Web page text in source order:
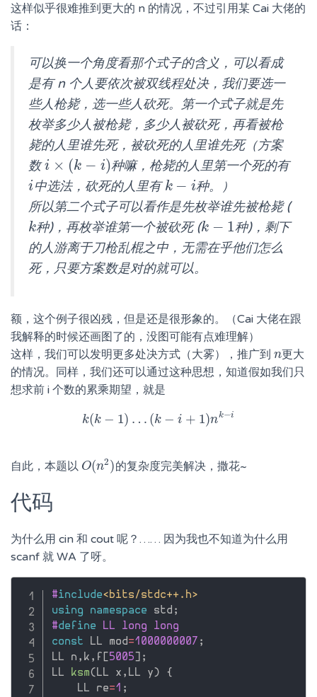
这样似乎很难推到更大的 n 的情况，不过引用某 Cai 大佬的
话：
可以换一个角度看那个式子的含义，可以看成
是有 n 个人要依次被双线程处决，我们要选一
些人枪毙，选一些人砍死。第一个式子就是先
枚举多少人被枪毙，多少人被砍死，再看被枪
毙的人里谁先死，被砍死的人里谁先死（方案
数i × (k − i)
i× (k −i) 种嘛，枪毙的人里第一个死的有
i
i 中选法，砍死的人里有k − i
k−i
种。）
所以第二个式子可以看作是先枚举谁先被枪毙 (
k
k种)，再枚举谁第一个被砍死 (k − 1
k−1
种)，剩下
的人游离于刀枪乱棍之中，无需在乎他们怎么
死，只要方案数是对的就可以。
额，这个例子很凶残，但是还是很形象的。（Cai 大佬在跟
我解释的时候还画图了的，没图可能有点难理解）
这样，我们可以发明更多处决方式（大雾），推广到 n
n更大
的情况。同样，我们还可以通过这种思想，知道假如我们只
想求前 i 个数的累乘期望，就是
k(k − 1) … (k − i + 1)nk−i
k( k− 1 ) …(k−i+ 1 )nk−i
自此，本题以 O(n2)
O(n2 ) 的复杂度完美解决，撒花~
代码
为什么用 cin 和 cout 呢？…… 因为我也不知道为什么用
scanf 就 WA 了呀。
#include<bits/stdc++.h>
using
namespace std ;
#define LL long long
const LL mod =1000000007 ;
LL n , k , f 5005
;
LL
ksm( LL x , LL y )
{
    LL re
=1 ;